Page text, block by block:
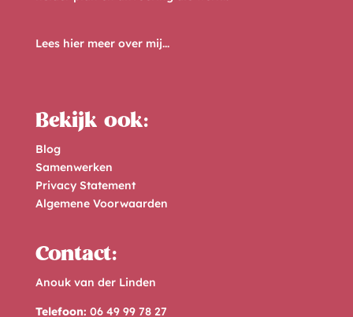
:Lees hier meer over mij...
Bekijk ook:
Blog
Samenwerken
Privacy Statement
Algemene Voorwaarden
Contact:
Anouk van der Linden
Telefoon: 06 49 99 78 27